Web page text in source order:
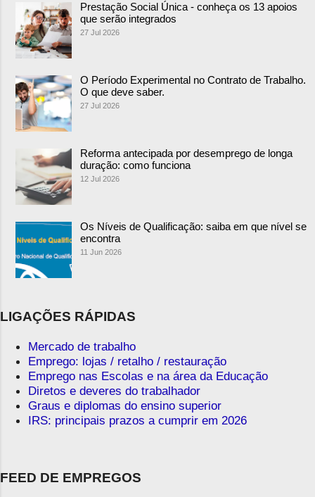
Prestação Social Única - conheça os 13 apoios
que serão integrados
27 Jul 2026
O Período Experimental no Contrato de Trabalho.
O que deve saber.
27 Jul 2026
Reforma antecipada por desemprego de longa
duração: como funciona
12 Jul 2026
Os Níveis de Qualificação: saiba em que nível se
encontra
11 Jun 2026
LIGAÇÕES RÁPIDAS
Mercado de trabalho
Emprego: lojas / retalho / restauração
Emprego nas Escolas e na área da Educação
Diretos e deveres do trabalhador
Graus e diplomas do ensino superior
IRS: principais prazos a cumprir em 2026
FEED DE EMPREGOS